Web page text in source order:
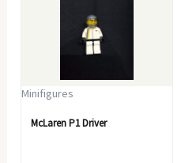
Minifigures
McLaren P1 Driver